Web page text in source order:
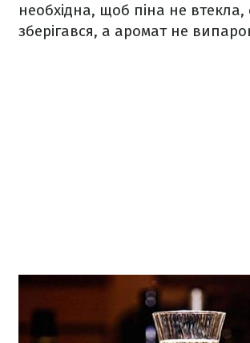
необхідна, щоб піна не втекла,
зберігався, а аромат не